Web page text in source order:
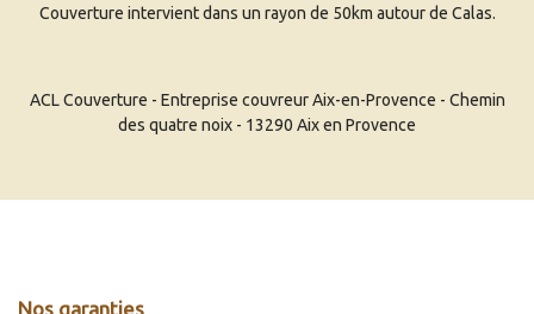
Couverture intervient dans un rayon de 50km autour de Calas.
ACL Couverture - Entreprise couvreur Aix-en-Provence - Chemin
des quatre noix - 13290 Aix en Provence
Nos garanties